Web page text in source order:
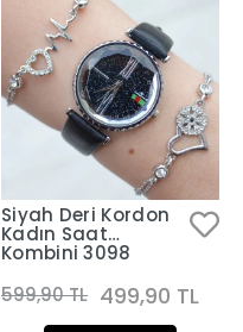
Siyah Deri Kordon
Kadın Saat
Kombini 3098
599,90 TL 499,90 TL